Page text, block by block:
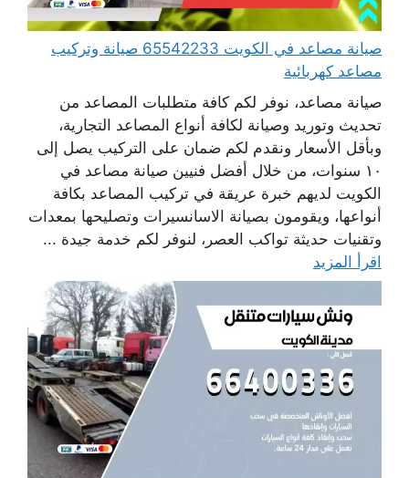
صيانة مصاعد في الكويت 65542233 صيانة وتركيب
مصاعد كهربائية
صيانة مصاعد، نوفر لكم كافة متطلبات المصاعد من
تحديث وتوريد وصيانة لكافة أنواع المصاعد التجارية،
وبأقل الأسعار ونقدم لكم ضمان على التركيب يصل إلى
١٠ سنوات، من خلال أفضل فنيين صيانة مصاعد في
الكويت لديهم خبرة عريقة في تركيب المصاعد بكافة
أنواعها، ويقومون بصيانة الاسانسيرات وتصليحها بمعدات
وتقنيات حديثة تواكب العصر، لنوفر لكم خدمة جيدة ...
اقرأ المزيد